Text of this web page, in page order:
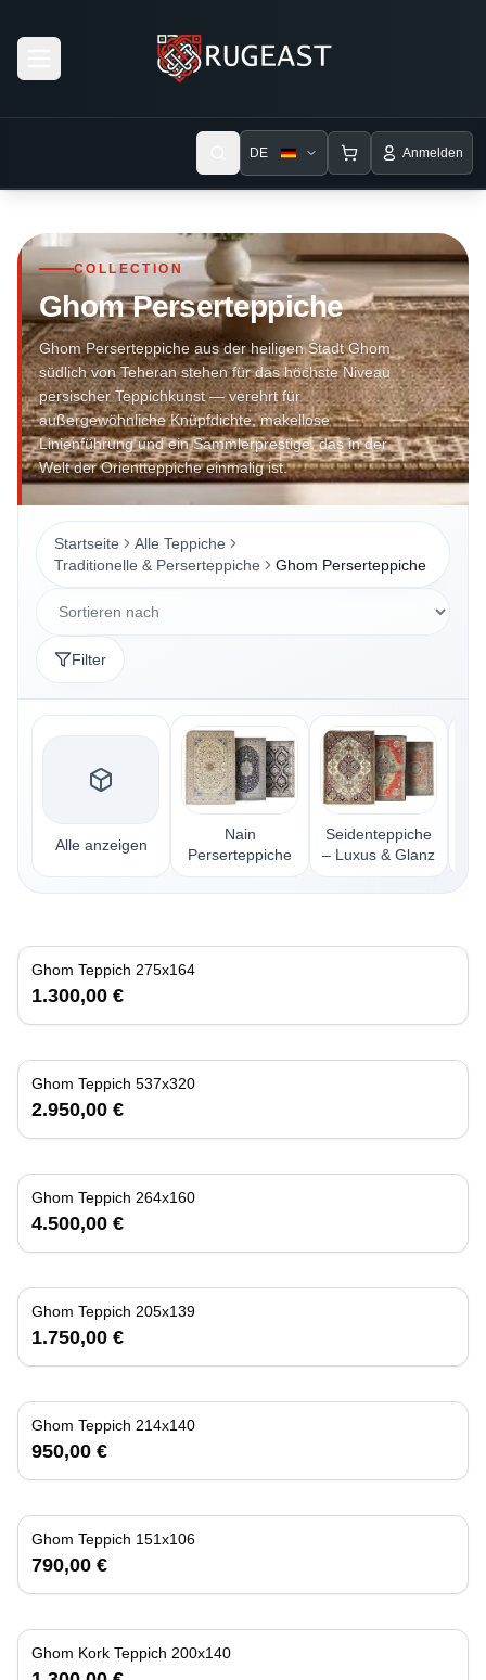
DE Anmelden
COLLECTION
Ghom Perserteppiche
Ghom Perserteppiche aus der heiligen Stadt Ghom
südlich von Teheran stehen für das höchste Niveau
persischer Teppichkunst — verehrt für
außergewöhnliche Knüpfdichte, makellose
Linienführung und ein Sammlerprestige, das in der
Welt der Orientteppiche einmalig ist.
Startseite
Alle Teppiche
Traditionelle & Perserteppiche
Ghom Perserteppiche
Filter
Alle anzeigen
Nain
Perserteppiche
Seidenteppiche
– Luxus & Glanz
Ghom Teppich 275x164
1.300,00 €
Ghom Teppich 537x320
2.950,00 €
Ghom Teppich 264x160
4.500,00 €
Ghom Teppich 205x139
1.750,00 €
Ghom Teppich 214x140
950,00 €
Ghom Teppich 151x106
790,00 €
Ghom Kork Teppich 200x140